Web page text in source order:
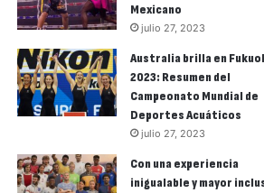
Mexicano
julio 27, 2023
Australia brilla en
2023: Resumen del
Campeonato Mundial de
Deportes Acuáticos
julio 27, 2023
Con una experiencia
inigualable y mayor